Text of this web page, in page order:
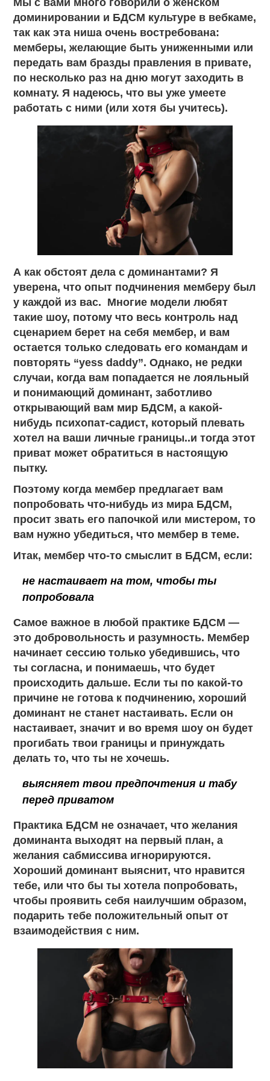
доминировании и БДСМ культуре в вебкаме,
так как эта ниша очень востребована:
мемберы, желающие быть униженными или
передать вам бразды правления в привате,
по несколько раз на дню могут заходить в
комнату. Я надеюсь, что вы уже умеете
работать с ними (или хотя бы учитесь).
А как обстоят дела с доминантами? Я
уверена, что опыт подчинения мемберу был
у каждой из вас. Многие модели любят
такие шоу, потому что весь контроль над
сценарием берет на себя мембер, и вам
остается только следовать его командам и
повторять “yess daddy”. Однако, не редки
случаи, когда вам попадается не лояльный
и понимающий доминант, заботливо
открывающий вам мир БДСМ, а какой-
нибудь психопат-садист, который плевать
хотел на ваши личные границы..и тогда этот
приват может обратиться в настоящую
пытку.
Поэтому когда мембер предлагает вам
попробовать что-нибудь из мира БДСМ,
просит звать его папочкой или мистером, то
вам нужно убедиться, что мембер в теме.
Итак, мембер что-то смыслит в БДСМ, если:
не настаивает на том, чтобы ты
попробовала
Самое важное в любой практике БДСМ —
это добровольность и разумность. Мембер
начинает сессию только убедившись, что
ты согласна, и понимаешь, что будет
происходить дальше. Если ты по какой-то
причине не готова к подчинению, хороший
доминант не станет настаивать. Если он
настаивает, значит и во время шоу он будет
прогибать твои границы и принуждать
делать то, что ты не хочешь.
выясняет твои предпочтения и табу
перед приватом
Практика БДСМ не означает, что желания
доминанта выходят на первый план, а
желания сабмиссива игнорируются.
Хороший доминант выяснит, что нравится
тебе, или что бы ты хотела попробовать,
чтобы проявить себя наилучшим образом,
подарить тебе положительный опыт от
взаимодействия с ним.